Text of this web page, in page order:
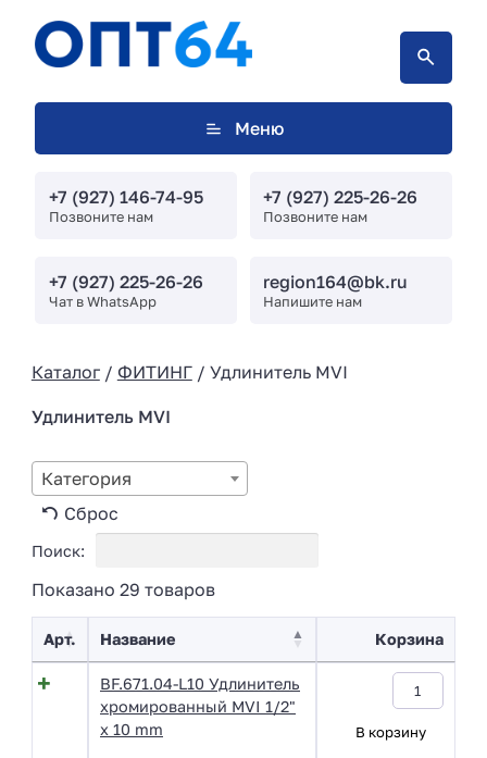
Меню
+7 (927) 146-74-95
Позвоните нам
+7 (927) 225-26-26
Позвоните нам
+7 (927) 225-26-26
Чат в WhatsApp
region164@bk.ru
Напишите нам
Каталог/ ФИТИНГ/ Удлинитель MVI
Удлинитель MVI
Категория
Сброс
Поиск:
Показано 29 товаров
Арт. Название Корзина
BF.671.04-L10 Удлинитель
хромированный MVI 1/2"
x 10 mm
В корзину